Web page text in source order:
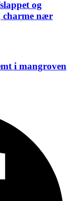
og
charme nær
i mangroven